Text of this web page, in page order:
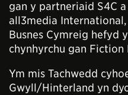
gan y partneriaid S4C
all3media
Busnes Cymreig hefyd
chynhyrchu gan Fiction
Ym mis Tachwedd
Gwyll/Hinterland yn